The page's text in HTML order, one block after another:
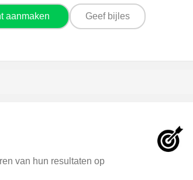
aanmaken Geef bijles
van hun resultaten op